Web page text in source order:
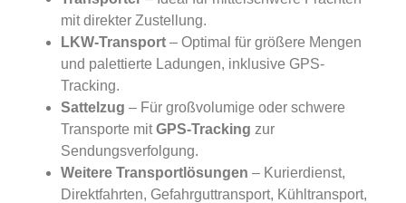
mit direkter Zustellung.
LKW-Transport– Optimal für größere Mengen
und palettierte Ladungen, inklusive GPS-
Tracking.
Sattelzug – Für großvolumige oder schwere
Transporte mitGPS-Tracking zur
Sendungsverfolgung.
Weitere Transportlösungen – Kurierdienst,
Direktfahrten, Gefahrguttransport, Kühltransport,